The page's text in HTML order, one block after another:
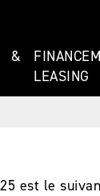
LEASING
est le